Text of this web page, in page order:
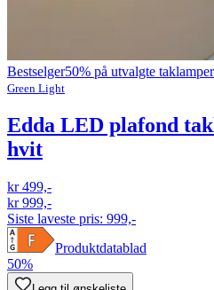
Bestselger50% på utvalgte taklamper
Green Light
Edda LED plafond
hvit
kr 499,-
kr 999,-
Siste laveste pris: 999,-
Produktdatablad
50%